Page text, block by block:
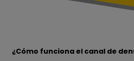
¿Cómo funciona el canal de